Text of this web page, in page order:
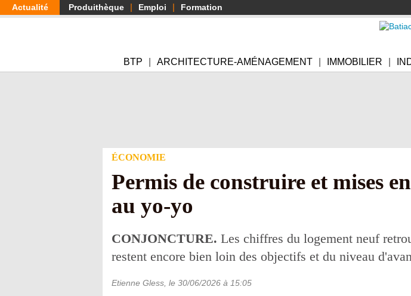
Aller
au
Actualité Produithèque Emploi Formation
BTP ARCHITECTURE-AMÉNAGEMENT IMMOBILIER
ÉCONOMIE
Permis de construire et mises
au yo-yo
CONJONCTURE. Les chiffres du logement neuf
restent encore bien loin des objectifs et du niveau
Etienne Gless , le 30/06/2026 à 15:05